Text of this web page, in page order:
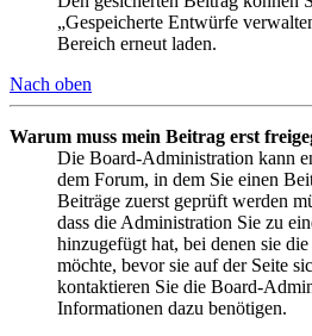
„Gespeicherte Entwürfe
Bereich erneut laden.
Nach oben
Warum muss mein Beitrag erst
Die Board-Administration kann
dem Forum, in dem Sie einen
Beiträge zuerst geprüft werden
dass die Administration Sie zu
hinzugefügt hat, bei denen sie
möchte, bevor sie auf der Seite
kontaktieren Sie die Board-
Informationen dazu benötigen.